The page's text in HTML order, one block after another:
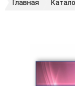
Главная